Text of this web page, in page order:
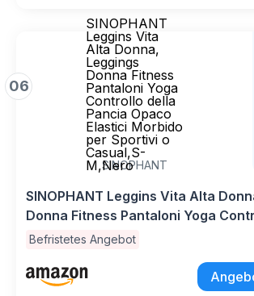
06
SINOPHANT
Leggins Vita
Alta Donna,
Leggings
Donna Fitness
Pantaloni Yoga
Controllo della
Pancia Opaco
Elastici Morbido
per Sportivi o
Casual,S-
M,Nero
SINOPHANT
SINOPHANT Leggins Vita Alta
Donna Fitness Pantaloni Yoga
Pancia Opaco Elastici Morbido per
Befristetes Angebot